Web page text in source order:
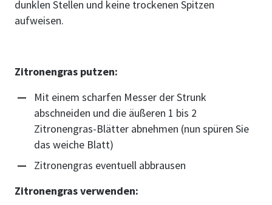
dunklen Stellen und keine trockenen Spitzen
aufweisen.
Zitronengras putzen:
Mit einem scharfen Messer der Strunk
abschneiden und die äußeren 1 bis 2
Zitronengras-Blätter abnehmen (nun spüren Sie
das weiche Blatt)
Zitronengras eventuell abbrausen
Zitronengras verwenden: